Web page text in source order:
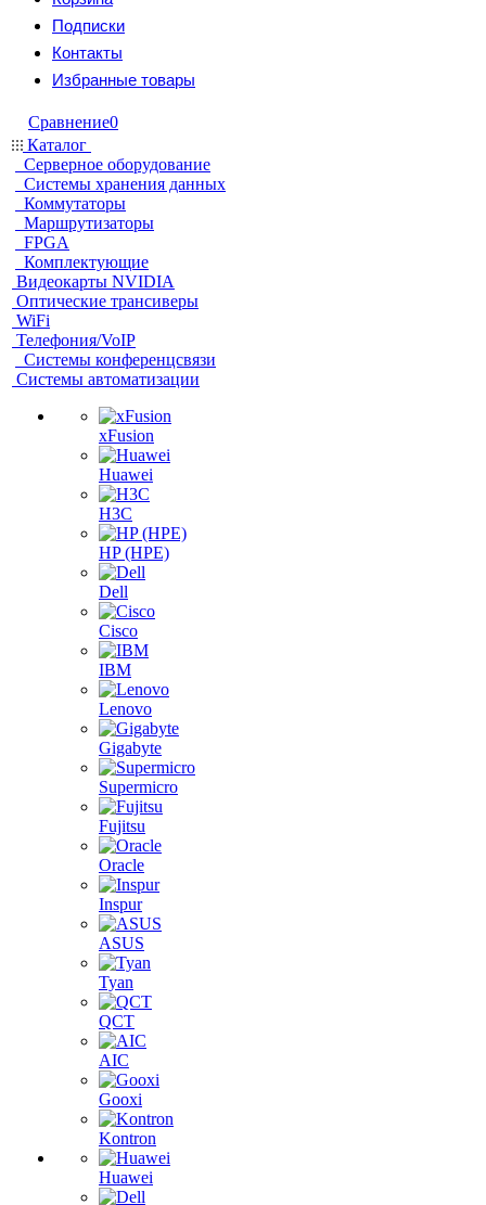
Подписки
Контакты
Избранные товары
Сравнение0
Каталог
Серверное оборудование
Системы хранения данных
Коммутаторы
Маршрутизаторы
FPGA
Комплектующие
Видеокарты NVIDIA
Оптические трансиверы
WiFi
Телефония/VoIP
Системы конференцсвязи
Системы автоматизации
xFusion
Huawei
H3C
HP (HPE)
Dell
Cisco
IBM
Lenovo
Gigabyte
Supermicro
Fujitsu
Oracle
Inspur
ASUS
Tyan
QCT
AIC
Gooxi
Kontron
Huawei